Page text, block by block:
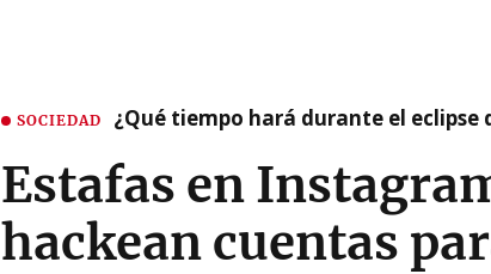
SOCIEDAD ¿Qué tiempo hará durante el eclipse
Estafas en
hackean cuentas